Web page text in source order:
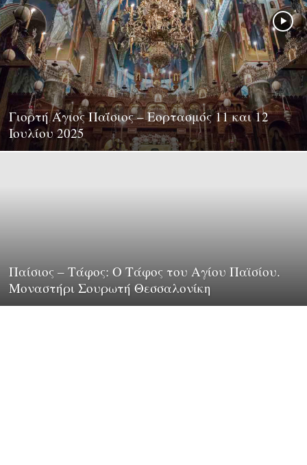
Γιορτή Άγιος Παΐσιος – Εορτασμός 11 και 12
Ιουλίου 2025
Παίσιος – Τάφος: Ο Τάφος του Αγίου Παϊσίου.
Μοναστήρι Σουρωτή Θεσσαλονίκη